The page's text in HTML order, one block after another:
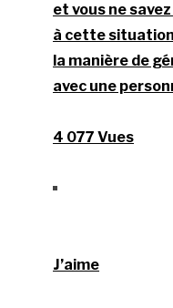
et vous ne
à cette
la manière de
avec une
4 077 Vues
J’aime